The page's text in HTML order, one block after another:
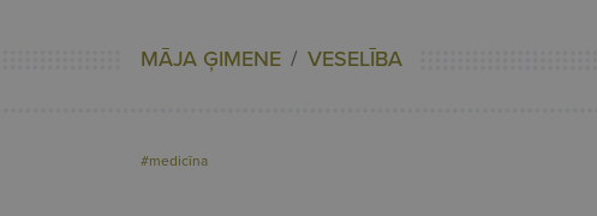
MĀJA ĢIMENE VESELĪBA
#medicīna